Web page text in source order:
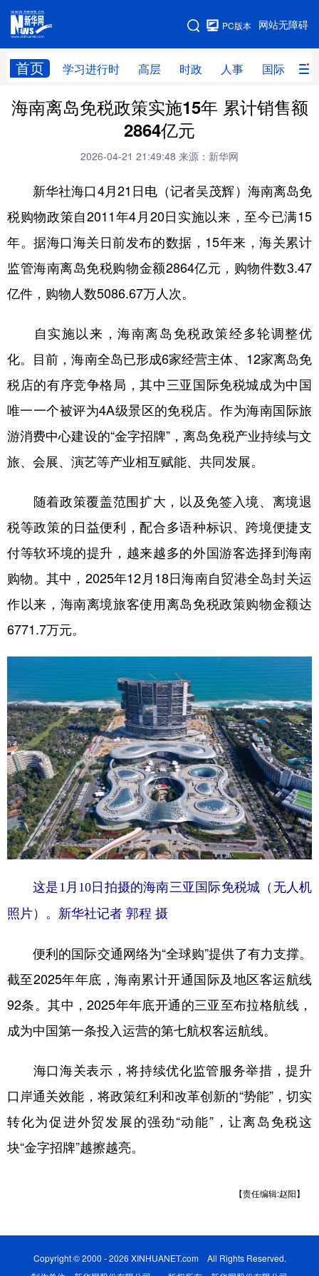
网站无障碍
PC版本
首页 学习进行时 高层 时政 人事 国际 财
网站地图
学习进行时 高层 时政 人事
财经 网评
科技 科创 量子 体育
文化 书画 健康 军事
法律
彩票 娱乐 时尚 悦读
公益 一带一路 亚太网 上市公司
文化产业
地方频道
北京 天津 河北 山西
辽宁 吉林 上海 江苏
浙江 安徽 福建 江西
四川 贵州 云南 西藏
陕西 甘肃 青海 宁夏
新疆 内蒙古 黑龙江
多语种频道
English Español Français عربى
海南离岛免税政策实施15年 累计销售额
2864亿元
2026-04-21 21:49:48 来源：新华网
新华社海口4月21日电（记者吴茂辉）海南离岛免
税购物政策自2011年4月20日实施以来，至今已满15
年。据海口海关日前发布的数据，15年来，海关累计
监管海南离岛免税购物金额2864亿元，购物件数3.47
亿件，购物人数5086.67万人次。
自实施以来，海南离岛免税政策经多轮调整优
化。目前，海南全岛已形成6家经营主体、12家离岛免
税店的有序竞争格局，其中三亚国际免税城成为中国
唯一一个被评为4A级景区的免税店。作为海南国际旅
游消费中心建设的“金字招牌”，离岛免税产业持续与文
旅、会展、演艺等产业相互赋能、共同发展。
随着政策覆盖范围扩大，以及免签入境、离境退
税等政策的日益便利，配合多语种标识、跨境便捷支
付等软环境的提升，越来越多的外国游客选择到海南
购物。其中，2025年12月18日海南自贸港全岛封关运
作以来，海南离境旅客使用离岛免税政策购物金额达
6771.7万元。
这是1月10日拍摄的海南三亚国际免税城（无人机
照片）。新华社记者 郭程 摄
便利的国际交通网络为“全球购”提供了有力支撑。
截至2025年年底，海南累计开通国际及地区客运航线
92条。其中，2025年年底开通的三亚至布拉格航线，
成为中国第一条投入运营的第七航权客运航线。
海口海关表示，将持续优化监管服务举措，提升
口岸通关效能，将政策红利和改革创新的“势能”，切实
转化为促进外贸发展的强劲“动能”，让离岛免税这
块“金字招牌”越擦越亮。
【责任编辑:赵阳】
Copyright © 2000 - 2026 XINHUANET.com All Rights Reserved.